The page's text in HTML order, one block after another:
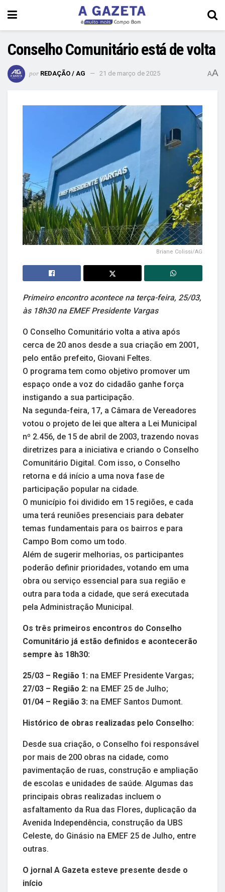
Conselho Comunitário está de volta
por REDAÇÃO / AG 21 de março de 2025 AA
Briane Colissi/AG
Primeiro encontro acontece na terça-feira, 25/03,
às 18h30 na EMEF Presidente Vargas
O Conselho Comunitário volta a ativa após
cerca de 20 anos desde a sua criação em 2001,
pelo então prefeito, Giovani Feltes.
O programa tem como objetivo promover um
espaço onde a voz do cidadão ganhe força
instigando a sua participação.
Na segunda-feira, 17, a Câmara de Vereadores
votou o projeto de lei que altera a Lei Municipal
nº 2.456, de 15 de abril de 2003, trazendo novas
diretrizes para a iniciativa e criando o Conselho
Comunitário Digital. Com isso, o Conselho
retorna e dá início a uma nova fase de
participação popular na cidade.
O município foi dividido em 15 regiões, e cada
uma terá reuniões presenciais para debater
temas fundamentais para os bairros e para
Campo Bom como um todo.
Além de sugerir melhorias, os participantes
poderão definir prioridades, votando em uma
obra ou serviço essencial para sua região e
outra para toda a cidade, que será executada
pela Administração Municipal.
Os três primeiros encontros do Conselho
Comunitário já estão definidos e acontecerão
sempre às 18h30:
25/03 – Região 1: na EMEF Presidente Vargas;
27/03 – Região 2: na EMEF 25 de Julho;
01/04 – Região 3: na EMEF Santos Dumont.
Histórico de obras realizadas pelo Conselho:
Desde sua criação, o Conselho foi responsável
por mais de 200 obras na cidade, como
pavimentação de ruas, construção e ampliação
de escolas e unidades de saúde. Algumas das
principais obras realizadas incluem o
asfaltamento da Rua das Flores, duplicação da
Avenida Independência, construção da UBS
Celeste, do Ginásio na EMEF 25 de Julho, entre
outras.
O jornal A Gazeta esteve presente desde o
início